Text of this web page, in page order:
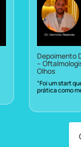
Depoimento
–
Olhos
“Foi um start
prática como